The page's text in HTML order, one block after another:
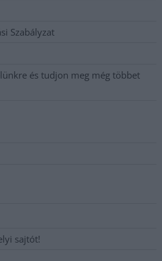
Szabályzat
és tudjon meg még többet
sajtót!